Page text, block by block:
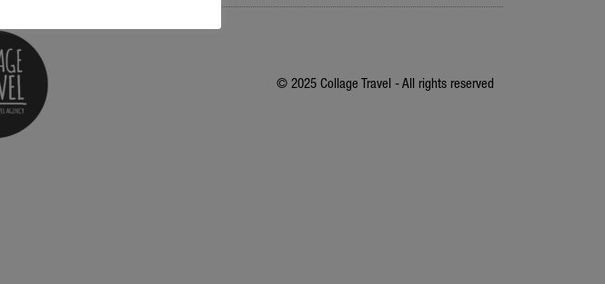
© 2025 Collage Travel - All rights reserved